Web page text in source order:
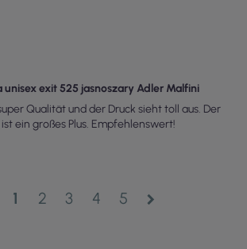
unisex exit 525 jasnoszary Adler Malfini
Qualität und der Druck sieht toll aus. Der
ein großes Plus. Empfehlenswert!
1 2 3 4 5 chevron_right